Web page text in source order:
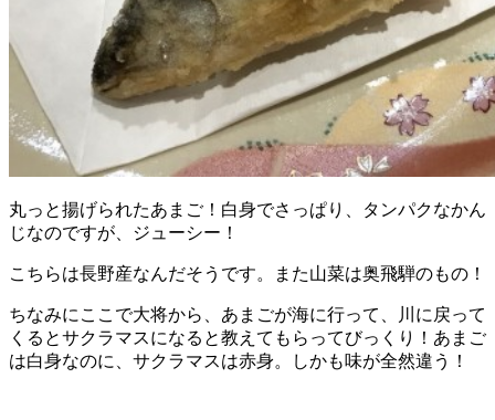
丸っと揚げられたあまご！白身でさっぱり、タンパクなかん
じなのですが、ジューシー！
こちらは長野産なんだそうです。また山菜は奥飛騨のもの！
ちなみにここで大将から、あまごが海に行って、川に戻って
くるとサクラマスになると教えてもらってびっくり！あまご
は白身なのに、サクラマスは赤身。しかも味が全然違う！